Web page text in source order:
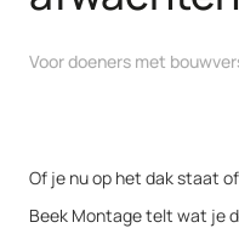
Voor doeners met
Of je nu op het dak staat
Beek Montage telt wat je